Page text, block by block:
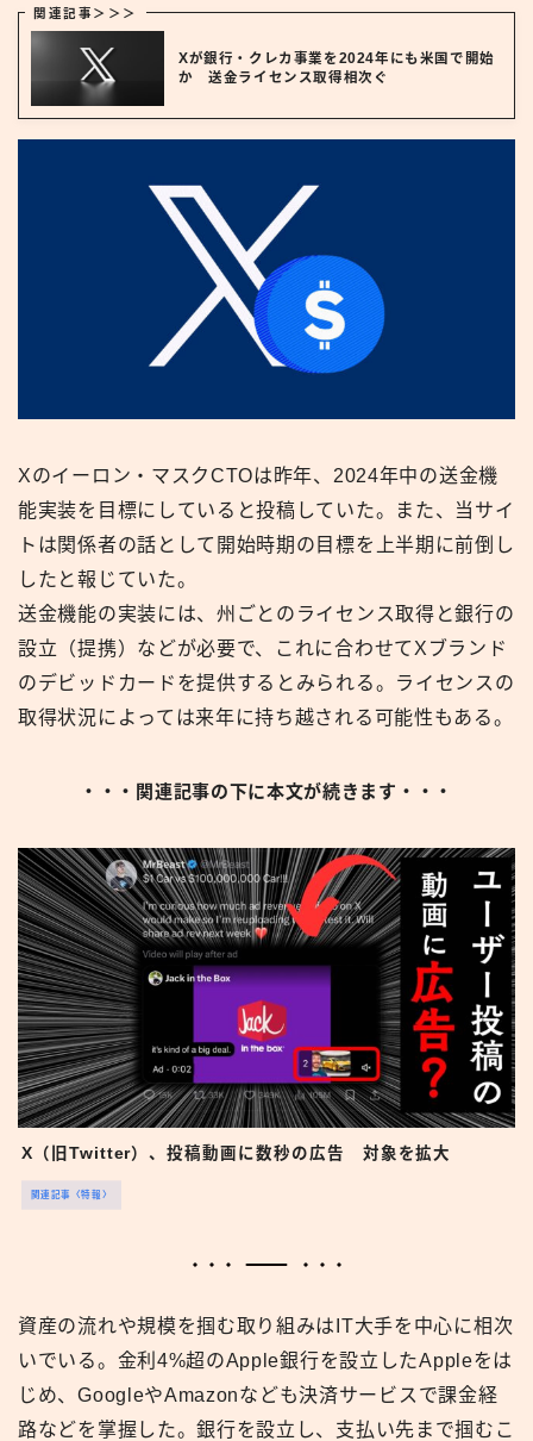
関連記事＞＞＞
Xが銀行・クレカ事業を2024年にも米国で開始
か 送金ライセンス取得相次ぐ
Xのイーロン・マスクCTOは昨年、2024年中の送金機
能実装を目標にしていると投稿していた。また、当サイ
トは関係者の話として開始時期の目標を上半期に前倒し
したと報じていた。
送金機能の実装には、州ごとのライセンス取得と銀行の
設立（提携）などが必要で、これに合わせてXブランド
のデビッドカードを提供するとみられる。ライセンスの
取得状況によっては来年に持ち越される可能性もある。
・・・関連記事の下に本文が続きます・・・
X（旧Twitter）、投稿動画に数秒の広告 対象を拡大
関連記事〈特報〉
資産の流れや規模を掴む取り組みはIT大手を中心に相次
いでいる。金利4%超のApple銀行を設立したAppleをは
じめ、GoogleやAmazonなども決済サービスで課金経
路などを掌握した。銀行を設立し、支払い先まで掴むこ